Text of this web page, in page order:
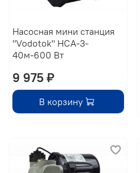
Насосная мини станция
"Vodotok" НСА-3-
40м-600 Вт
9 975 ₽
В корзину